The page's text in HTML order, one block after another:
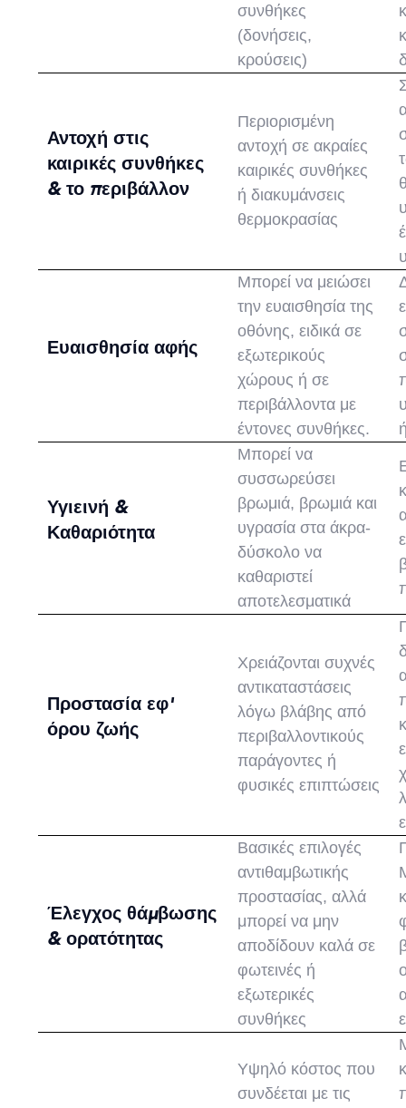
συνθήκες
(δονήσεις,
κρούσεις)
Αντοχή στις
καιρικές συνθήκες
& το περιβάλλον
Περιορισμένη
αντοχή σε ακραίες
καιρικές συνθήκες
ή διακυμάνσεις
θερμοκρασίας
Ευαισθησία αφής
Μπορεί να μειώσει
την ευαισθησία της
οθόνης, ειδικά σε
εξωτερικούς
χώρους ή σε
περιβάλλοντα με
έντονες συνθήκες.
Υγιεινή &
Καθαριότητα
Μπορεί να
συσσωρεύσει
βρωμιά, βρωμιά και
υγρασία στα άκρα-
δύσκολο να
καθαριστεί
αποτελεσματικά
Προστασία εφ'
όρου ζωής
Χρειάζονται συχνές
αντικαταστάσεις
λόγω βλάβης από
περιβαλλοντικούς
παράγοντες ή
φυσικές επιπτώσεις
Έλεγχος θάμβωσης
& ορατότητας
Βασικές επιλογές
αντιθαμβωτικής
προστασίας, αλλά
μπορεί να μην
αποδίδουν καλά σε
φωτεινές ή
εξωτερικές
συνθήκες
Υψηλό κόστος που
συνδέεται με τις